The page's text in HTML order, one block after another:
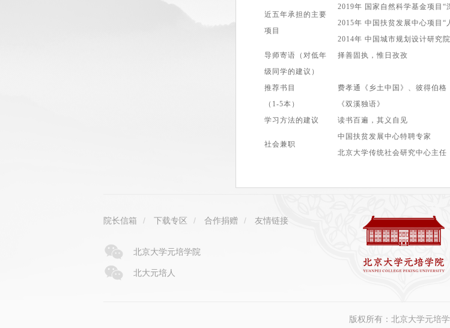
近五年承担的主要
项目
2019年 国家自然科学基金项目“
2015年 中国扶贫发展中心项目 “
2014年 中国城市规划设计研究院
导师寄语（对低年
级同学的建议）
择善固执，惟日孜孜
推荐书目
（1 -5本）
费孝通《乡土中国》、彼得伯
《双溪独语》
学习方法的建议
读书百遍，其义自见
社会兼职
中国扶贫发展中心特聘专家
北京大学传统社会研究中心主任
院长信箱 / 下载专区 / 合作捐赠 / 友情链接
北京大学元培学院
北大元培人
版权所有：北京大学元培